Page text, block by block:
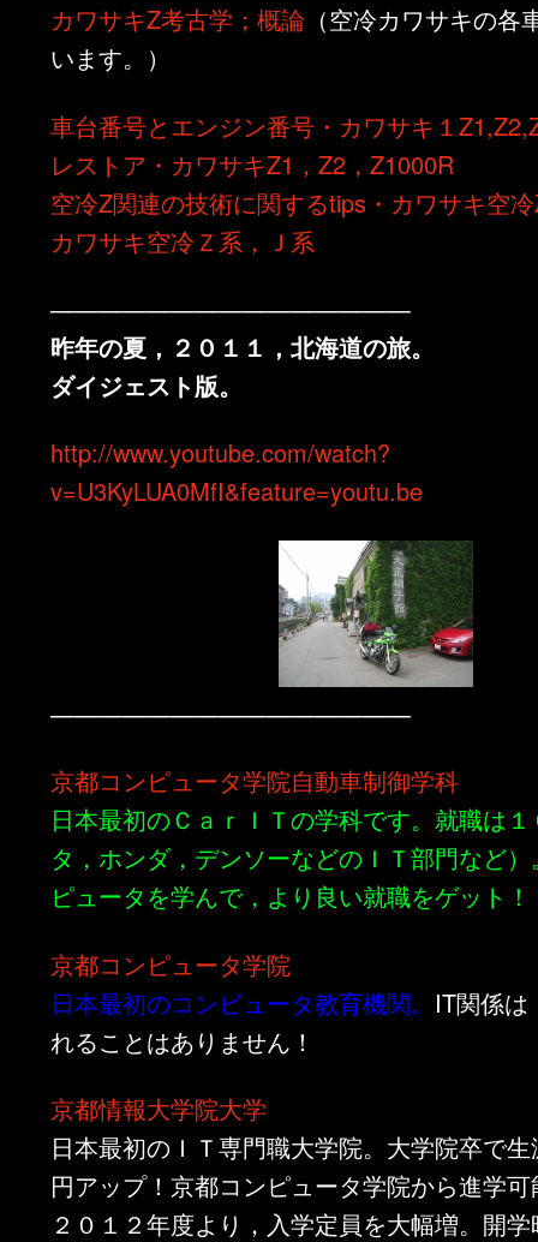
カワサキZ考古学；概論 （空冷カワサキの各
います。）
車台番号とエンジン番号・カワサキ１
レストア・カワサキZ1，Z2，Z1000R
空冷Z関連の技術に関するtips・カワサキ空
カワサキ空冷Ｚ系，Ｊ系
———————————————
昨年の夏，２０１１，北海道の旅。
ダイジェスト版。
http://www.youtube.com/watch?
v=U3KyLUA0MfI&feature=youtu.be
———————————————
京都コンピュータ学院自動車制御学科
日本最初のＣａｒＩＴの学科です。就職は
タ，ホンダ，デンソーなどのＩＴ部門など
ピュータを学んで，より良い就職をゲット！
京都コンピュータ学院
日本最初のコンピュータ教育機関。 IT関係は
れることはありません！
京都情報大学院大学
日本最初のＩＴ専門職大学院。大学院卒で
円アップ！京都コンピュータ学院から進学
２０１２年度より，入学定員を大幅増。開